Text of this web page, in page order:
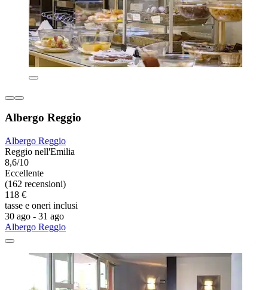
Albergo Reggio
Albergo Reggio
Reggio nell'Emilia
8,6/10
Eccellente
(162 recensioni)
118 €
tasse e oneri inclusi
30 ago - 31 ago
Albergo Reggio